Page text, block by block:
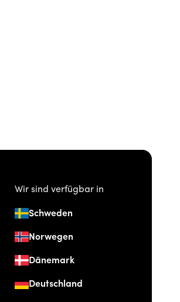
Wir sind verfügbar in
Schweden
Norwegen
Dänemark
Deutschland